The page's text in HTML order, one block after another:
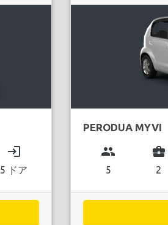
login
5 ドア
PERODUA MYVI
group
5
business_center
2